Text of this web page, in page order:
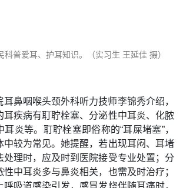
科普爱耳、护耳知识。（实习生 王延佳 摄）
鼻咽喉头颈外科听力技师李锦秀介绍，
耳疾病有耵聍栓塞、分泌性中耳炎、化脓
炎等。耵聍栓塞即俗称的“耳屎堵塞”，
中较为常见。她提醒，若出现耳闷、耳堵
处理时，应及时到医院接受专业处置；分
中耳炎多与鼻炎相关，也需及时治疗；
吸道感染引发，感冒发烧伴随耳痛时，